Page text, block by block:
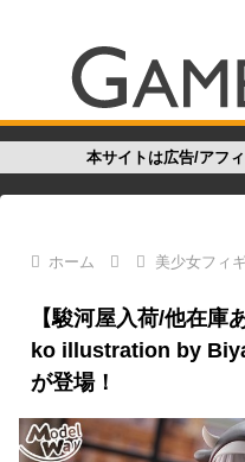
本サイトは広告/アフ
ホーム 美少女フィ
【駿河屋入荷/他在庫
ko illustration by
が登場！